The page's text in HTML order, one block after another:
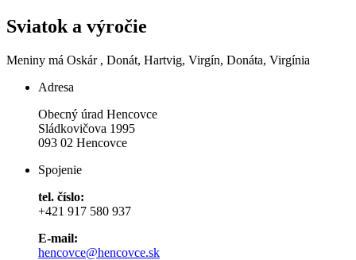
Sviatok a výročie
Meniny má Oskár , Donát, Hartvig, Virgín, Donáta, Virgínia
Adresa
Obecný úrad Hencovce
Sládkovičova 1995
093 02 Hencovce
Spojenie
tel. číslo:
+421 917 580 937
E-mail:
hencovce@hencovce.sk